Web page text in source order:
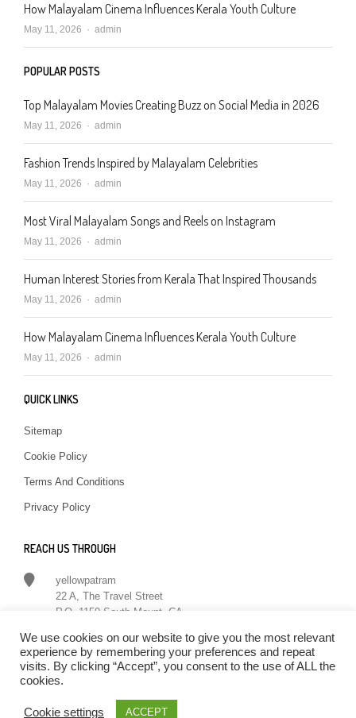
How Malayalam Cinema Influences Kerala Youth Culture
May 11, 2026 Author
admin
POPULAR POSTS
Top Malayalam Movies Creating Buzz on Social Media in 2026
May 11, 2026 Author
admin
Fashion Trends Inspired by Malayalam Celebrities
May 11, 2026 Author
admin
Most Viral Malayalam Songs and Reels on Instagram
May 11, 2026 Author
admin
Human Interest Stories from Kerala That Inspired Thousands
May 11, 2026 Author
admin
How Malayalam Cinema Influences Kerala Youth Culture
May 11, 2026 Author
admin
QUICK LINKS
Sitemap
Cookie Policy
Terms And Conditions
Privacy Policy
REACH US THROUGH
yellowpatram
22 A, The Travel Street
P.O. 1150 South Mount, CA
in**@********** am.com
Follow on twitter
We use cookies on our website to give you the most relevant
experience by remembering your preferences and repeat
visits. By clicking “Accept”, you consent to the use of ALL the
cookies.
Cookie settings ACCEPT